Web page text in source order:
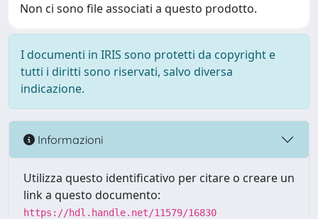
Non ci sono file associati a questo prodotto.
I documenti in IRIS sono protetti da copyright e
tutti i diritti sono riservati, salvo diversa
indicazione.
Informazioni
Utilizza questo identificativo per citare o creare un
link a questo documento:
https://hdl.handle.net/11579/16830